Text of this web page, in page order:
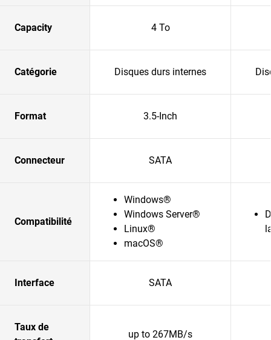
Capacity 4 To
Catégorie Disques durs internes
Format 3.5-Inch
Connecteur SATA
Compatibilité
Windows®
Windows Server®
Linux®
macOS®
Interface SATA
Taux de
up to 267MB/s